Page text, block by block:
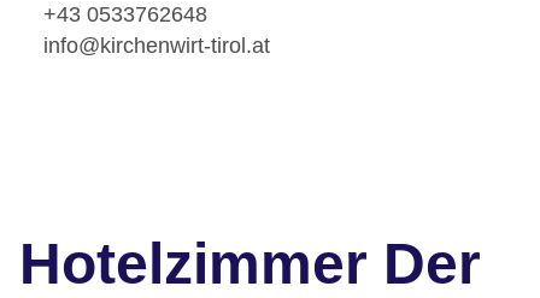
+43 0533762648
info@kirchenwirt-tirol.at
Hotelzimmer Der